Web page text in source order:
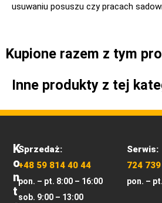
usuwaniu posuszu czy pracach
Kupione razem z tym
Inne produkty z tej
K
O
N
T
Sprzedaż:
+48 59 814 40 44
pon. – pt. 8:00 – 16:00
sob. 9:00 – 13:00
Serwis:
724
pon. –